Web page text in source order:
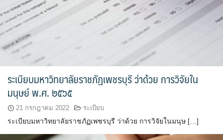
ระเบียบมหาวิทยาลัยราชภัฏเพชรบุรี ว่าด้วย การวิจัยใน
มนุษย์ พ.ศ. ๒๕๖๕
21 กรกฎาคม 2022 ระเบียบ
ระเบียบมหาวิทยาลัยราชภัฏเพชรบุรี ว่าด้วย การวิจัยในมนุษ […]